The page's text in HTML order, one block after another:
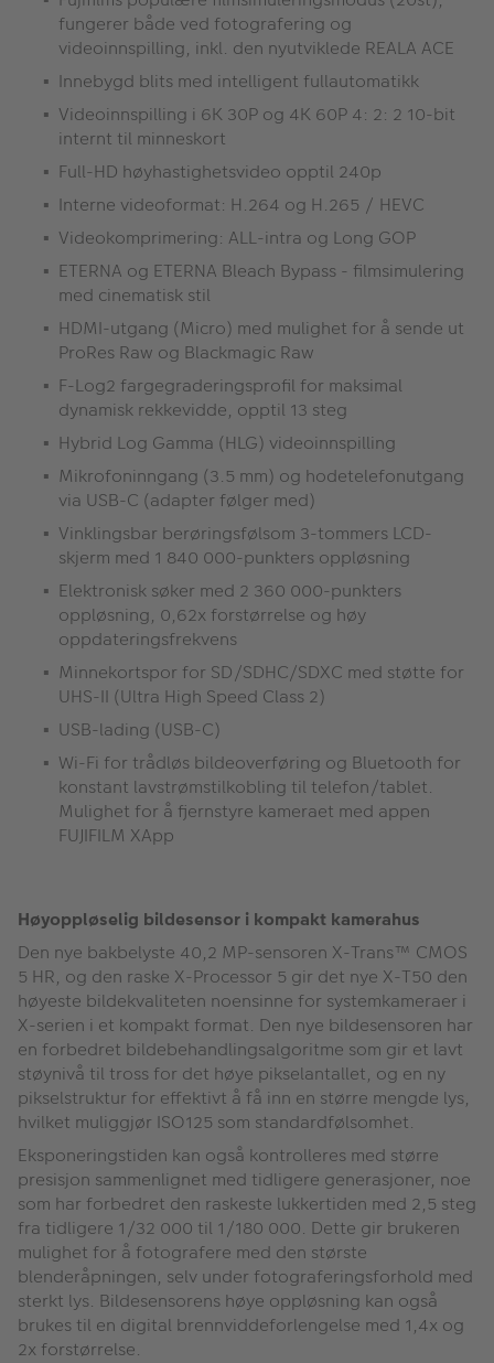
fungerer både ved fotografering og
videoinnspilling, inkl. den nyutviklede REALA ACE
Innebygd blits med intelligent fullautomatikk
Videoinnspilling i 6K 30P og 4K 60P 4: 2: 2 10-bit
internt til minneskort
Full-HD høyhastighetsvideo opptil 240p
Interne videoformat: H.264 og H.265 / HEVC
Videokomprimering: ALL-intra og Long GOP
ETERNA og ETERNA Bleach Bypass - filmsimulering
med cinematisk stil
HDMI-utgang (Micro) med mulighet for å sende ut
ProRes Raw og Blackmagic Raw
F-Log2 fargegraderingsprofil for maksimal
dynamisk rekkevidde, opptil 13 steg
Hybrid Log Gamma (HLG) videoinnspilling
Mikrofoninngang (3.5 mm) og hodetelefonutgang
via USB-C (adapter følger med)
Vinklingsbar berøringsfølsom 3-tommers LCD-
skjerm med 1 840 000-punkters oppløsning
Elektronisk søker med 2 360 000-punkters
oppløsning, 0,62x forstørrelse og høy
oppdateringsfrekvens
Minnekortspor for SD/SDHC/SDXC med støtte for
UHS-II (Ultra High Speed Class 2)
USB-lading (USB-C)
Wi-Fi for trådløs bildeoverføring og Bluetooth for
konstant lavstrømstilkobling til telefon/tablet.
Mulighet for å fjernstyre kameraet med appen
FUJIFILM XApp
Høyoppløselig bildesensor i kompakt kamerahus
Den nye bakbelyste 40,2 MP-sensoren X-Trans™ CMOS
5 HR, og den raske X-Processor 5 gir det nye X-T50 den
høyeste bildekvaliteten noensinne for systemkameraer i
X-serien i et kompakt format. Den nye bildesensoren har
en forbedret bildebehandlingsalgoritme som gir et lavt
støynivå til tross for det høye pikselantallet, og en ny
pikselstruktur for effektivt å få inn en større mengde lys,
hvilket muliggjør ISO125 som standardfølsomhet.
Eksponeringstiden kan også kontrolleres med større
presisjon sammenlignet med tidligere generasjoner, noe
som har forbedret den raskeste lukkertiden med 2,5 steg
fra tidligere 1/32 000 til 1/180 000. Dette gir brukeren
mulighet for å fotografere med den største
blenderåpningen, selv under fotograferingsforhold med
sterkt lys. Bildesensorens høye oppløsning kan også
brukes til en digital brennviddeforlengelse med 1,4x og
2x forstørrelse.